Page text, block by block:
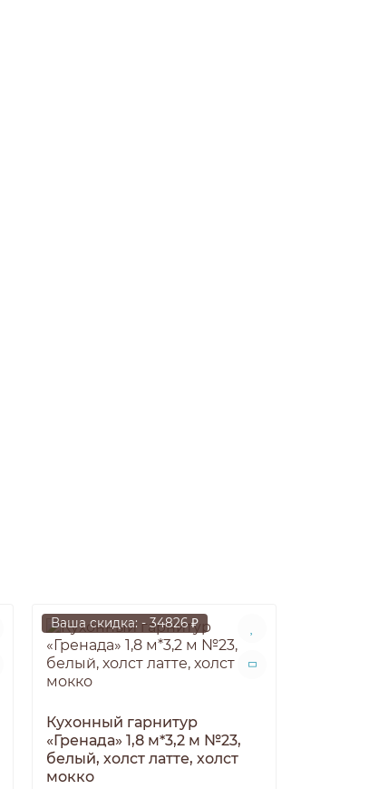
Ваша скидка: - 34826 ₽
Кухонный гарнитур
«Гренада» 1,8 м*3,2 м №23,
белый, холст латте, холст
мокко